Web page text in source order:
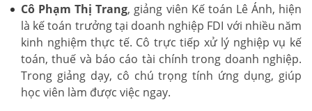
Cô Phạm Thị Trang, giảng viên Kế toán Lê Ánh, hiện
là kế toán trưởng tại doanh nghiệp FDI với nhiều năm
kinh nghiệm thực tế. Cô trực tiếp xử lý nghiệp vụ kế
toán, thuế và báo cáo tài chính trong doanh nghiệp.
Trong giảng dạy, cô chú trọng tính ứng dụng, giúp
học viên làm được việc ngay.